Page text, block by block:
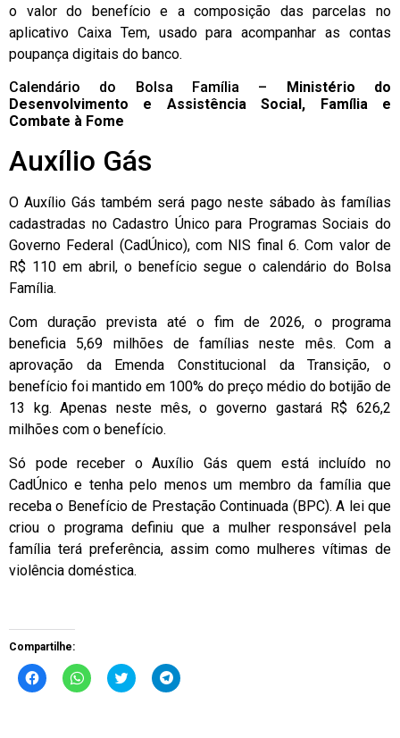
o valor do benefício e a composição das parcelas no
aplicativo Caixa Tem, usado para acompanhar as contas
poupança digitais do banco.
Calendário do Bolsa Família – Ministério do
Desenvolvimento e Assistência Social, Família e
Combate à Fome
Auxílio Gás
O Auxílio Gás também será pago neste sábado às famílias
cadastradas no Cadastro Único para Programas Sociais do
Governo Federal (CadÚnico), com NIS final 6. Com valor de
R$ 110 em abril, o benefício segue o calendário do Bolsa
Família.
Com duração prevista até o fim de 2026, o programa
beneficia 5,69 milhões de famílias neste mês. Com a
aprovação da Emenda Constitucional da Transição, o
benefício foi mantido em 100% do preço médio do botijão de
13 kg. Apenas neste mês, o governo gastará R$ 626,2
milhões com o benefício.
Só pode receber o Auxílio Gás quem está incluído no
CadÚnico e tenha pelo menos um membro da família que
receba o Benefício de Prestação Continuada (BPC). A lei que
criou o programa definiu que a mulher responsável pela
família terá preferência, assim como mulheres vítimas de
violência doméstica.
Compartilhe:
Clique
para
Clique
para
Clique
para
Clique
para